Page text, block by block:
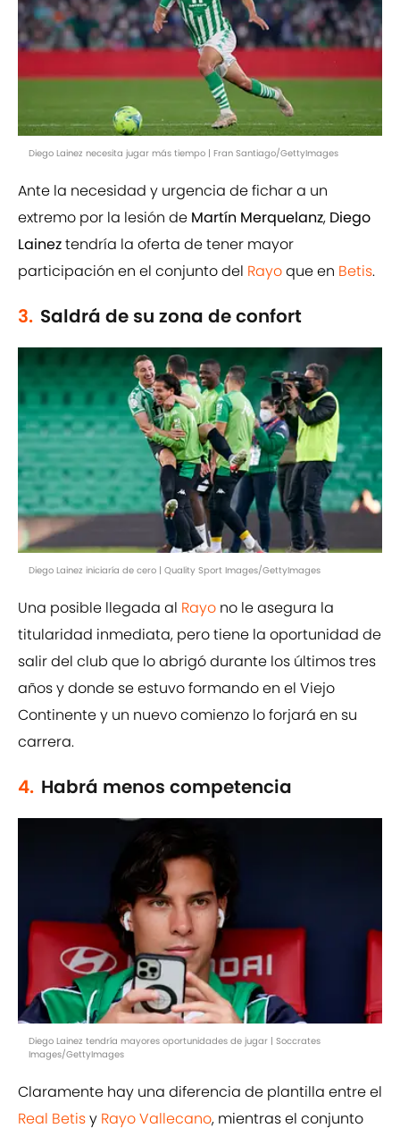
Diego Lainez necesita jugar más tiempo | Fran Santiago/GettyImages
Ante la necesidad y urgencia de fichar a un
extremo por la lesión de Martín Merquelanz, Diego
Laineztendría la oferta de tener mayor
participación en el conjunto del Rayoque en Betis.
3. Saldrá de su zona de confort
Diego Lainez iniciaría de cero | Quality Sport Images/GettyImages
Una posible llegada al Rayo no le asegura la
titularidad inmediata, pero tiene la oportunidad de
salir del club que lo abrigó durante los últimos tres
años y donde se estuvo formando en el Viejo
Continente y un nuevo comienzo lo forjará en su
carrera.
4. Habrá menos competencia
Diego Lainez tendría mayores oportunidades de jugar | Soccrates
Images/GettyImages
Claramente hay una diferencia de plantilla entre el
Real Betisy Rayo Vallecano, mientras el conjunto